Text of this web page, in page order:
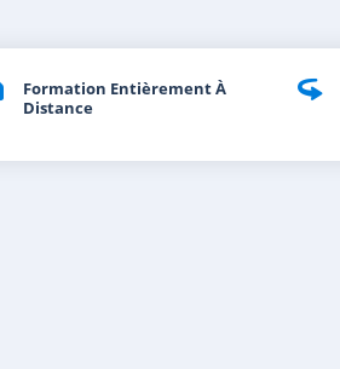
Formation Entièrement À
Distance